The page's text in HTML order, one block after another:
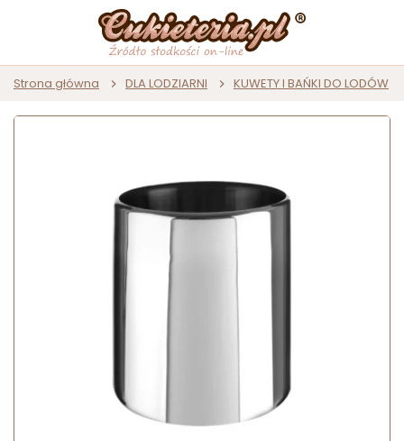
Strona główna DLA LODZIARNI KUWETY I BAŃKI DO LODÓW